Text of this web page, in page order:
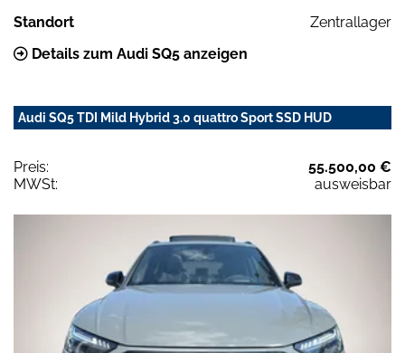
Standort
Zentrallager
Details zum Audi SQ5 anzeigen
Audi SQ5 TDI Mild Hybrid 3.0 quattro Sport SSD HUD
Preis:
55.500,00 €
MWSt:
ausweisbar